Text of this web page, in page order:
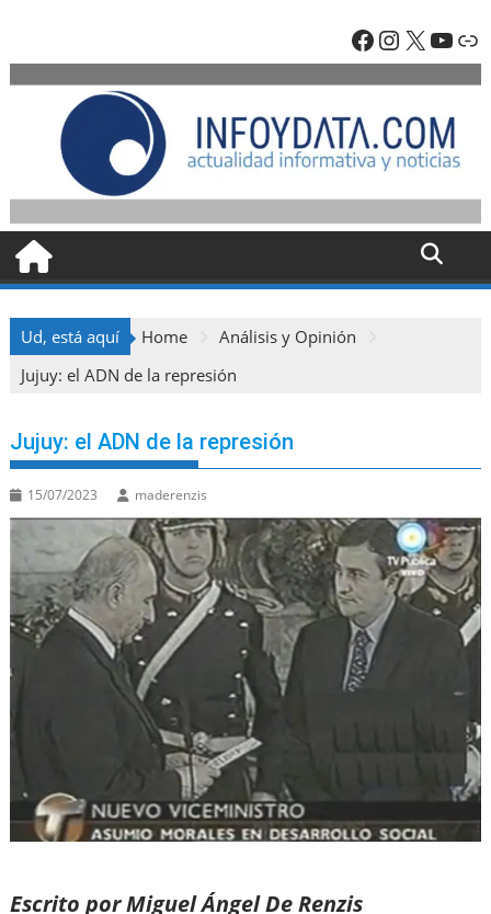
content
Facebook
X
Ud, está aquí Home
Análisis y Opinión
Jujuy: el ADN de la represión
Jujuy: el ADN de la represión
15/07/2023 maderenzis
Escrito por Miguel Ángel De Renzis